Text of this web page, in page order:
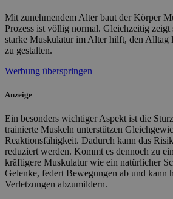
Mit zunehmendem Alter baut der Körper
Prozess ist völlig normal. Gleichzeitig zeigt
starke Muskulatur im Alter hilft, den Alltag
zu gestalten.
Werbung überspringen
Anzeige
Ein besonders wichtiger Aspekt ist die
trainierte Muskeln unterstützen
Reaktionsfähigkeit. Dadurch kann das
reduziert werden. Kommt es dennoch zu
kräftigere Muskulatur wie ein natürlicher
Gelenke, federt Bewegungen ab und kann
Verletzungen abzumildern.